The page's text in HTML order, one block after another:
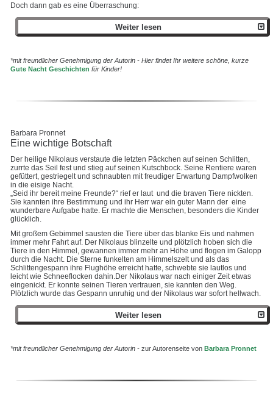
Doch dann gab es eine Überraschung:
Weiter lesen
*mit freundlicher Genehmigung der Autorin - Hier findet Ihr weitere schöne, kurze
Gute Nacht Geschichten für Kinder!
Barbara Pronnet
Eine wichtige Botschaft
Der heilige Nikolaus verstaute die letzten Päckchen auf seinen Schlitten,
zurrte das Seil fest und stieg auf seinen Kutschbock. Seine Rentiere waren
gefüttert, gestriegelt und schnaubten mit freudiger Erwartung Dampfwolken
in die eisige Nacht.
„Seid ihr bereit meine Freunde?“ rief er laut und die braven Tiere nickten.
Sie kannten ihre Bestimmung und ihr Herr war ein guter Mann der eine
wunderbare Aufgabe hatte. Er machte die Menschen, besonders die Kinder
glücklich.
Mit großem Gebimmel sausten die Tiere über das blanke Eis und nahmen
immer mehr Fahrt auf. Der Nikolaus blinzelte und plötzlich hoben sich die
Tiere in den Himmel, gewannen immer mehr an Höhe und flogen im Galopp
durch die Nacht. Die Sterne funkelten am Himmelszelt und als das
Schlittengespann ihre Flughöhe erreicht hatte, schwebte sie lautlos und
leicht wie Schneeflocken dahin.Der Nikolaus war nach einiger Zeit etwas
eingenickt. Er konnte seinen Tieren vertrauen, sie kannten den Weg.
Plötzlich wurde das Gespann unruhig und der Nikolaus war sofort hellwach.
Weiter lesen
*mit freundlicher Genehmigung der Autorin - zur Autorenseite von Barbara Pronnet